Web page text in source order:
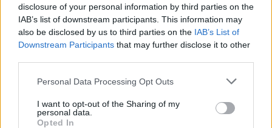
disclosure of your personal information by third parties on the
IAB’s list of downstream participants. This information may
also be disclosed by us to third parties on the IAB’s List of
Downstream Participants that may further disclose it to other
Personal Data Processing Opt Outs
I want to opt-out of the Sharing of my
personal data.
Opted In
06/08/2026 - 17:40 ΟΙΚΟΝΟΜΙΑ
Κυβερνητική Επιτροπή Βιομηχανίας- Κ. Μητσοτάκης:
βιομηχανίας
06/08/2026 - 17:18 ΠΟΛΙΤΙΚΗ
Από τις 28 Αυγούστου η ψηφιακή ενεργοποίηση της
Κάρτας Αγρότη μέσω της ΕΑΕ 2026